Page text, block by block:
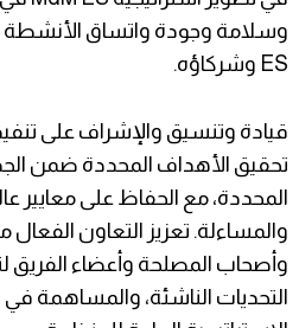
ES وشركاؤه.
قيادة وتنسيق والإشراف على
تحقيق الأهداف المحددة ضمن
المحددة، مع الحفاظ على معايير
والمساءلة. تعزيز التعاون الفعال
وأصحاب المصلحة وأعضاء الفريق
التحديات الناشئة، والمساهمة